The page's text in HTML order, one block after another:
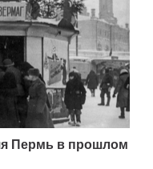
Пермь в прошлом